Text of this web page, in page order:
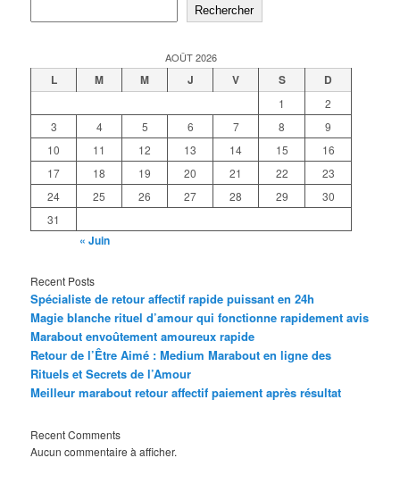
Rechercher
AOÛT 2026
L M M J V S D
1
2
3
4 5 6 7 8
9
10
11 12 13 14 15
16
17
18 19 20 21 22
23
24
25 26 27 28 29
30
31
« Juin
Recent Posts
Spécialiste de retour affectif rapide puissant en 24h
Magie blanche rituel d’amour qui fonctionne rapidement avis
Marabout envoûtement amoureux rapide
Retour de l’Être Aimé : Medium Marabout en ligne des
Rituels et Secrets de l’Amour
Meilleur marabout retour affectif paiement après résultat
Recent Comments
Aucun commentaire à afficher.